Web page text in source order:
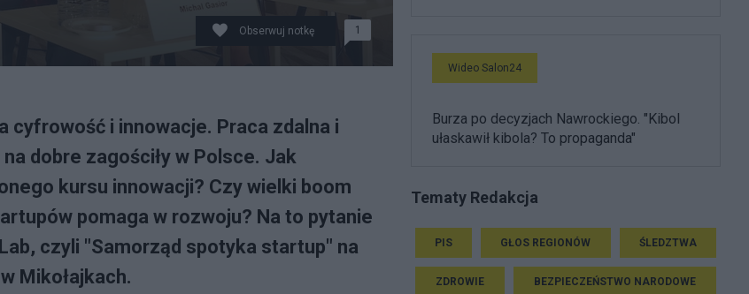
Obserwuj notkę 1
cyfrowość i innowacje. Praca zdalna i
dobre zagościły w Polsce. Jak
kursu innowacji? Czy wielki boom
pomaga w rozwoju? Na to pytanie
czyli "Samorząd spotyka startup" na
Mikołajkach.
Wideo Salon24
Burza po decyzjach Nawrockiego. "Kibol
ułaskawił kibola? To propaganda"
Tematy Redakcja
PIS GŁOS REGIONÓW ŚLEDZTWA
ZDROWIE BEZPIECZEŃSTWO NARODOWE